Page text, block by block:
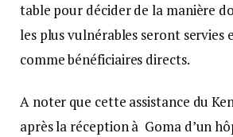
table pour décider de la manière
les plus vulnérables seront servies
comme bénéficiaires directs.
A noter que cette assistance du
après la réception à Goma d’un